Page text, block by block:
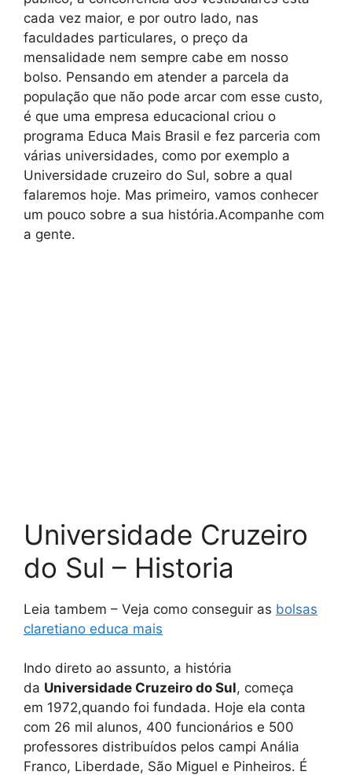
cada vez maior, e por outro lado, nas
faculdades particulares, o preço da
mensalidade nem sempre cabe em nosso
bolso. Pensando em atender a parcela da
população que não pode arcar com esse custo,
é que uma empresa educacional criou o
programa Educa Mais Brasil e fez parceria com
várias universidades, como por exemplo a
Universidade cruzeiro do Sul, sobre a qual
falaremos hoje. Mas primeiro, vamos conhecer
um pouco sobre a sua história.Acompanhe com
a gente.
Universidade Cruzeiro
do Sul – Historia
Leia tambem – Veja como conseguir as bolsas
claretiano educa mais
Indo direto ao assunto, a história
da Universidade Cruzeiro do Sul, começa
em 1972,quando foi fundada. Hoje ela conta
com 26 mil alunos, 400 funcionários e 500
professores distribuídos pelos campi Anália
Franco, Liberdade, São Miguel e Pinheiros. É